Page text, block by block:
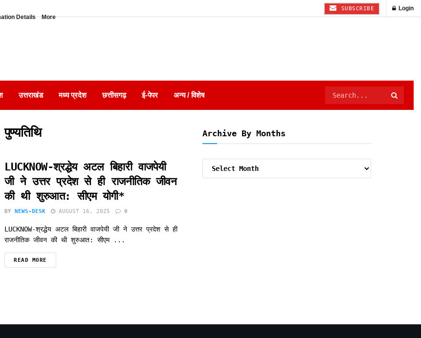
Details More
SUBSCRIBE Login
उत्तराखंड मध्य प्रदेश छत्तीसगढ़ ई-पेपर अन्य / विशेष
LUCKNOW-श्रद्धेय अटल बिहारी वाजपेयी
जी ने उत्तर प्रदेश से ही राजनीतिक जीवन
की थी शुरुआत: सीएम योगी*
BY NEWS-DESK AUGUST 16, 2025 0
LUCKNOW-श्रद्धेय अटल बिहारी वाजपेयी जी ने उत्तर प्रदेश से ही
राजनीतिक जीवन की थी शुरुआत: सीएम ...
READ MORE
Archive By Months